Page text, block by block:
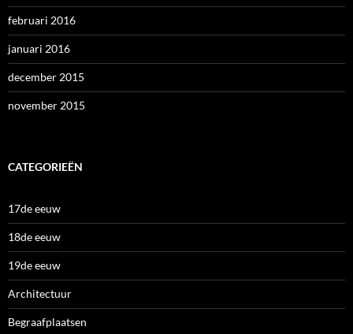
februari 2016
januari 2016
december 2015
november 2015
CATEGORIEËN
17de eeuw
18de eeuw
19de eeuw
Architectuur
Begraafplaatsen